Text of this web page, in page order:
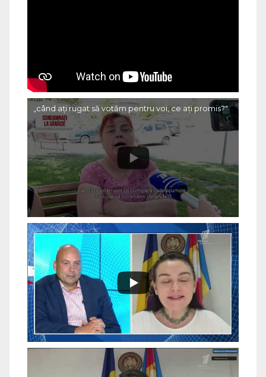
„când ați rugat să votăm pentru voi, ce ați promis?"